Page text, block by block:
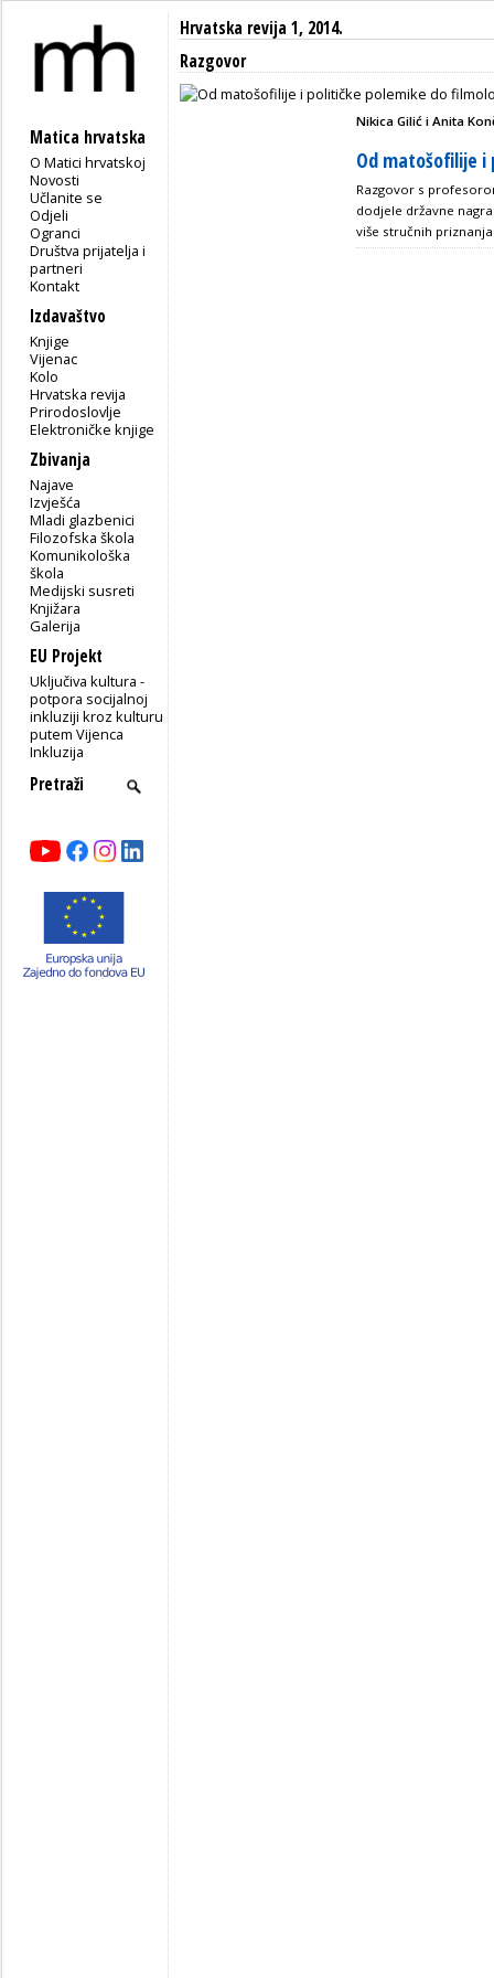
Matica hrvatska
O Matici hrvatskoj
Novosti
Učlanite se
Odjeli
Ogranci
Društva prijatelja i
partneri
Kontakt
Izdavaštvo
Knjige
Vijenac
Kolo
Hrvatska revija
Prirodoslovlje
Elektroničke knjige
Zbivanja
Najave
Izvješća
Mladi glazbenici
Filozofska škola
Komunikološka
škola
Medijski susreti
Knjižara
Galerija
EU Projekt
Uključiva kultura -
potpora socijalnoj
inkluziji kroz kulturu
putem Vijenca
Inkluzija
Hrvatska revija 1, 2014.
Razgovor
Nikica Gilić i Anita
Od matošofilije
Razgovor s
dodjele državne
više stručnih priznanja